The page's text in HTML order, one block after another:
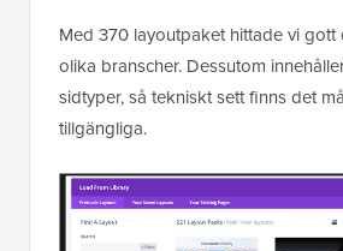
Med 370 layoutpaket hittade vi gott
olika branscher. Dessutom
sidtyper, så tekniskt sett finns det
tillgängliga.